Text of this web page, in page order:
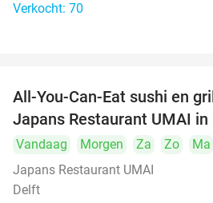
Verkocht: 70
All-You-Can-Eat sushi en
Japans Restaurant UMAI
Vandaag Morgen Za Zo Ma
Japans Restaurant UMAI
Delft